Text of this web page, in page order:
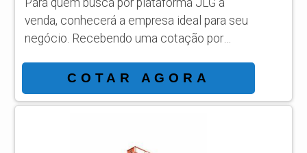
venda, conhecerá a empresa ideal para seu
negócio. Recebendo uma cotação por
conhecendo a sofisticação, qualidade e
preço justo em um só lugar. MAIS
INFORMAÇÕES INTERESSANTES SOBRE
busca por plataforma JLG a venda em uma
COTAR AGORA